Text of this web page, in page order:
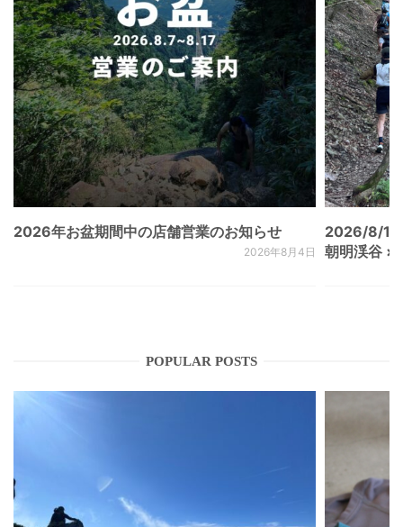
2026年お盆期間中の店舗営業のお知らせ
2026年8月4日
2026/8/
朝明渓谷 ×
POPULAR POSTS